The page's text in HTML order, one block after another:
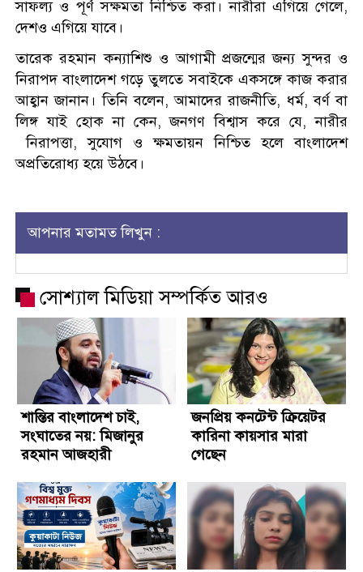
সাফল্য ও পূর্ণ সক্ষমতা নিশ্চিত করা। নারীরা এগিয়ে গেলে,
দেশও এগিয়ে যাবে।
তারেক রহমান কন্যাশিশু ও আগামী প্রজন্মের জন্য সুন্দর ও
নিরাপদ বাংলাদেশ গড়ে তুলতে সবাইকে একসঙ্গে কাজ করার
আহ্বান জানান। তিনি বলেন, আমাদের রাজনীতি, ধর্ম, বর্ণ বা
লিঙ্গ যাই হোক না কেন, জনগণ বিশ্বাস করে যে, নারীর
নিরাপত্তা, সুযোগ ও ক্ষমতায়ন নিশ্চিত হলে বাংলাদেশ
অপ্রতিরোধ্য হয়ে উঠবে।
আপনার মতামত লিখুন :
সোশ্যাল মিডিয়া সম্পর্কিত আরও
শান্তির বাংলাদেশ চাই,
সংঘাতের নয়: মিজানুর
রহমান আজহারী
জনপ্রিয় কনটেন্ট ক্রিয়েটর
কারিনা কায়সার মারা
গেছেন